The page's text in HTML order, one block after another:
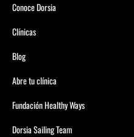
Conoce Dorsia
Clínicas
Blog
Abre tu clínica
Fundación Healthy Ways
Dorsia Sailing Team